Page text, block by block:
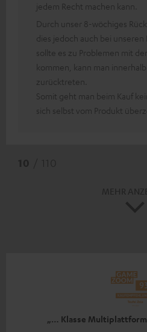
jedem Recht machen kann.
Durch unser 8-wöchiges
dies jedoch auch bei
sollte es zu Problemen mit
kommen, kann man
zurücktreten.
Somit geht man beim Kauf
sich selbst vom Produkt
„… Klasse